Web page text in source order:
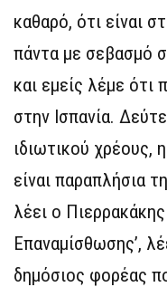
καθαρό, ότι είναι
πάντα με σεβασμό
και εμείς λέμε
στην Ισπανία.
ιδιωτικού χρέους,
είναι παραπλήσια
λέει ο
Επαναμίσθωσης’,
δημόσιος φορέας